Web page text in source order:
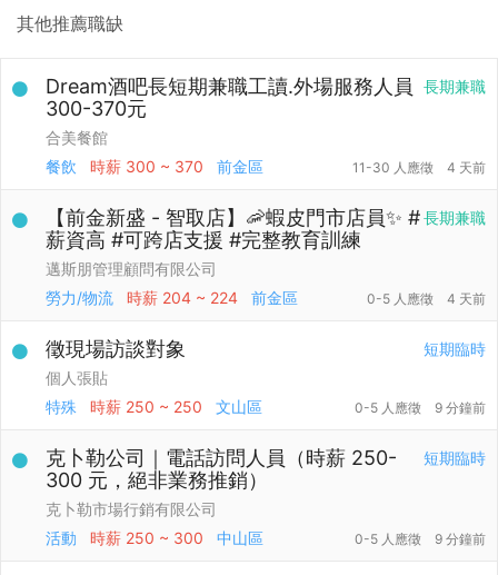
其他推薦職缺
長期兼職
Dream酒吧長短期兼職工讀.外場服務人員
300-370元
合美餐館
餐飲
時薪 300 ~ 370 前金區 11-30 人應徵 4 天前
長期兼職
【前金新盛 - 智取店】🦐蝦皮門市店員✨ #
薪資高 #可跨店支援 #完整教育訓練
邁斯朋管理顧問有限公司
勞力/物流
時薪 204 ~ 224 前金區 0-5 人應徵 4 天前
短期臨時
徵現場訪談對象
個人張貼
特殊
時薪 250 ~ 250 文山區 0-5 人應徵 9 分鐘前
短期臨時
克卜勒公司｜電話訪問人員（時薪 250-
300 元，絕非業務推銷）
克卜勒市場行銷有限公司
活動
時薪 250 ~ 300 中山區 0-5 人應徵 9 分鐘前